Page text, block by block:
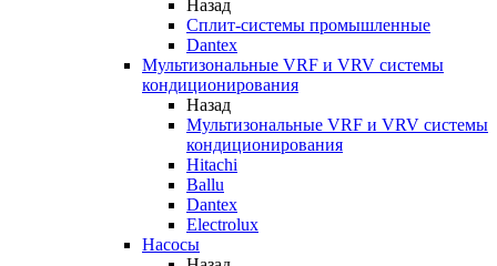
Назад
Сплит-системы промышленные
Dantex
Мультизональные VRF и VRV системы
кондиционирования
Назад
Мультизональные VRF и VRV системы
кондиционирования
Hitachi
Ballu
Dantex
Electrolux
Насосы